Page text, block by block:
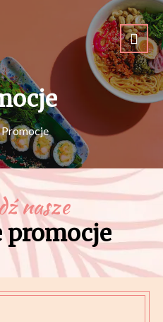
Promocje
nasze
promocje